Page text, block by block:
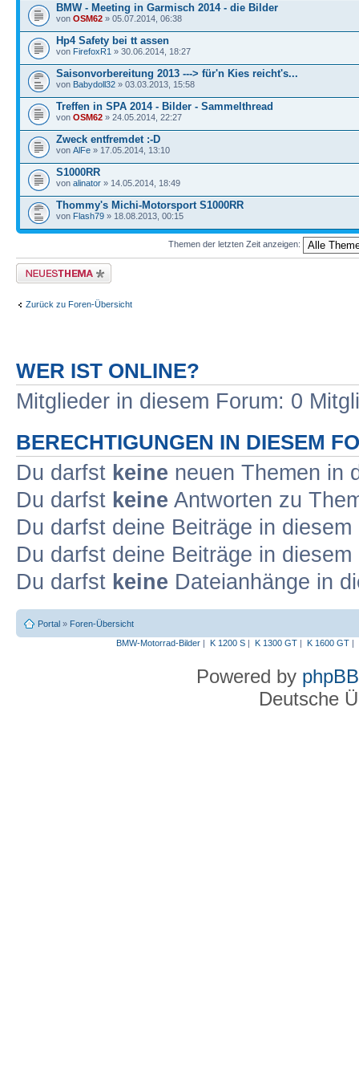
BMW - Meeting in Garmisch 2014 - die Bilder
von OSM62 » 05.07.2014, 06:38
Hp4 Safety bei tt assen
von FirefoxR1 » 30.06.2014, 18:27
Saisonvorbereitung 2013 ---> für'n Kies reicht's...
von Babydoll32 » 03.03.2013, 15:58
Treffen in SPA 2014 - Bilder - Sammelthread
von OSM62 » 24.05.2014, 22:27
Zweck entfremdet :-D
von AlFe » 17.05.2014, 13:10
S1000RR
von alinator » 14.05.2014, 18:49
Thommy's Michi-Motorsport S1000RR
von Flash79 » 18.08.2013, 00:15
Themen der letzten Zeit anzeigen:
Neues Thema erstellen
Zurück zu Foren-Übersicht
WER IST ONLINE?
Mitglieder in diesem Forum: 0
BERECHTIGUNGEN IN DIESEM
Du darfst keine neuen Themen in
Du darfst keine Antworten zu
Du darfst deine Beiträge in
Du darfst deine Beiträge in
Du darfst keine Dateianhänge in
Portal » Foren-Übersicht
BMW-Motorrad-Bilder| K 1200 S| K 1300 GT| K 1600 GT|
Powered by phpBB
Deutsche